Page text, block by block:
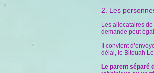
2. Les
Les allocataires
demande peut
Il convient
délai, le Bitouah
Le parent séparé